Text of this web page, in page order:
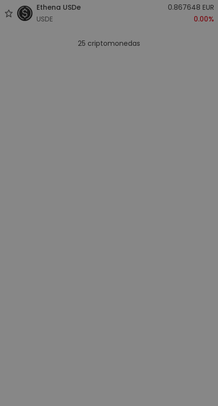
Ethena USDe
USDE
0.867648 EUR
0.00%
25 criptomonedas